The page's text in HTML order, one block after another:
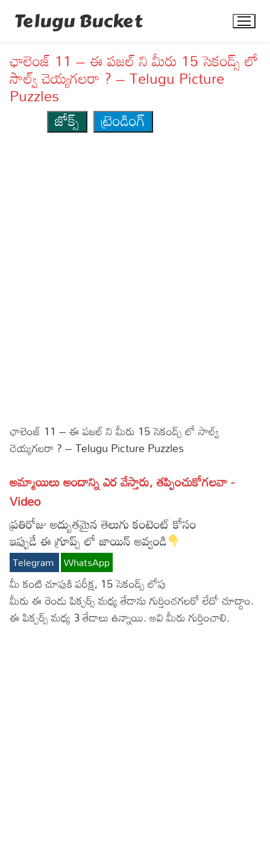
Telugu Bucket
Quotes
Articles
Facts
Devotional
Christianity
Hinduism
Hindi
Lyrics in Hindi – Devotional Songs
Lyrics in Hindi – Movie Songs
Tamil
Lyrics in Tamil – Devotional Songs
Lyrics in Tamil – Movie Songs
Kannada
Lyrics in Kannada – Movie Songs
ఛాలెంజ్ 11 – ఈ పజల్ ని మీరు 15 సెకండ్స్ లో
సాల్వ్ చెయ్యగలరా ? – Telugu Picture
Puzzles
జోక్స్
ట్రెండింగ్
ఛాలెంజ్ 11 – ఈ పజల్ ని మీరు 15 సెకండ్స్ లో సాల్వ్
చెయ్యగలరా ? – Telugu Picture Puzzles
అమ్మాయిలు అందాన్ని ఎర వేస్తారు, తప్పించుకోగలవా -
Video
ప్రతిరోజు అద్బుతమైన తెలుగు కంటెంట్ కోసం
ఇప్పుడే ఈ గ్రూప్స్ లో జాయిన్ అవ్వండి
Telegram WhatsApp
మీ కంటి చూపుకి పరీక్ష, 15 సెకండ్స్ లోపు
మీరు ఈ రెండు పిక్చర్స్ మధ్య తేడాను గుర్తించగలరో లేదో చూద్దాం.
ఈ పిక్చర్స్ మధ్య 3 తేడాలు ఉన్నాయి. అవి మీరు గుర్తించాలి.